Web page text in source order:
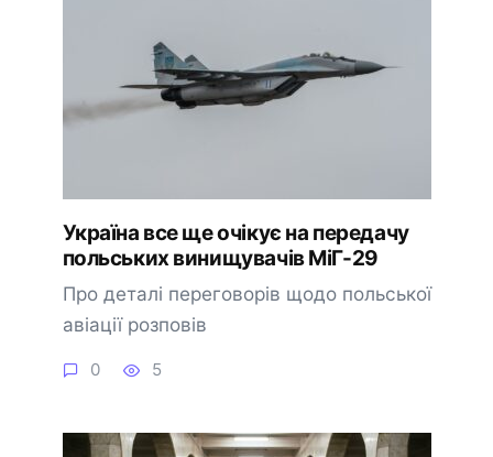
Україна все ще очікує на передачу
польських винищувачів МіГ-29
Про деталі переговорів щодо польської
авіації розповів
0 5